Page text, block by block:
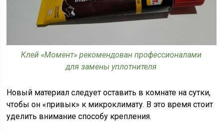
Клей «Момент» рекомендован профессионалами
для замены уплотнителя
Новый материал следует оставить в комнате на сутки,
чтобы он «привык» к микроклимату. В это время стоит
уделить внимание способу крепления.